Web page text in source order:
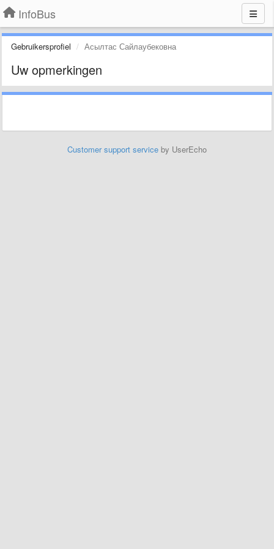
InfoBus
Gebruikersprofiel Асылтас Сайлаубековна
Uw opmerkingen
Customer support service by UserEcho